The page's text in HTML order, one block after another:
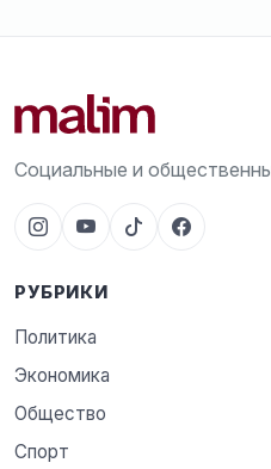
Социальные и
РУБРИКИ
Политика
Экономика
Общество
Спорт